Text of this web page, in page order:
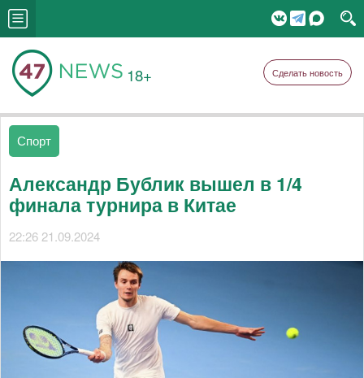
18+ Сделать новость
Спорт
Александр Бублик вышел в 1/4
финала турнира в Китае
22:26 21.09.2024